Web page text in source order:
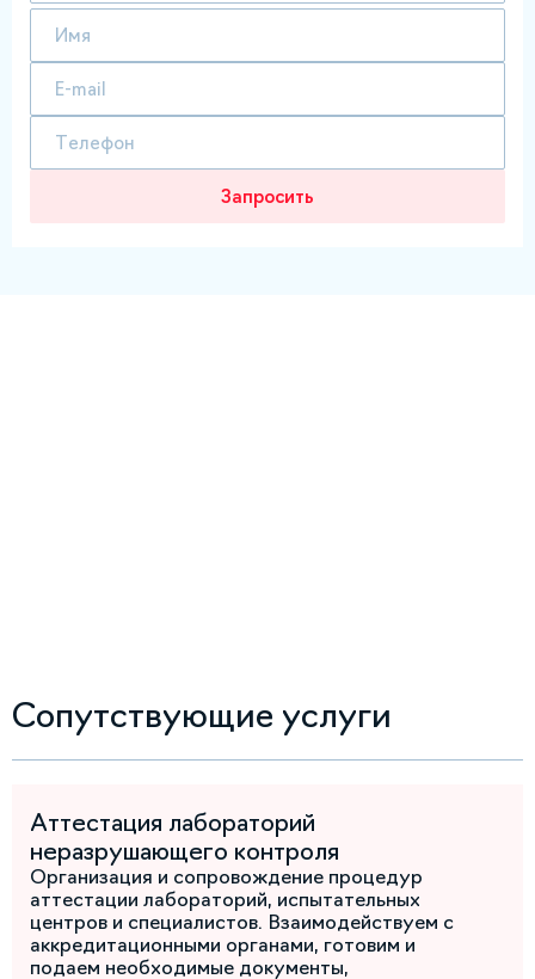
Запросить
Сопутствующие услуги
Аттестация лабораторий
неразрушающего контроля
Организация и сопровождение процедур
аттестации лабораторий, испытательных
центров и специалистов. Взаимодействуем с
аккредитационными органами, готовим и
подаем необходимые документы,